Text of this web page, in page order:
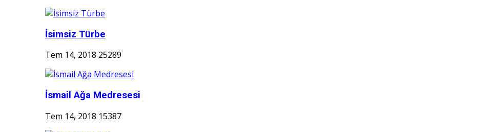
İsimsiz Türbe
Tem 14, 2018 25289
İsmail Ağa Medresesi
Tem 14, 2018 15387